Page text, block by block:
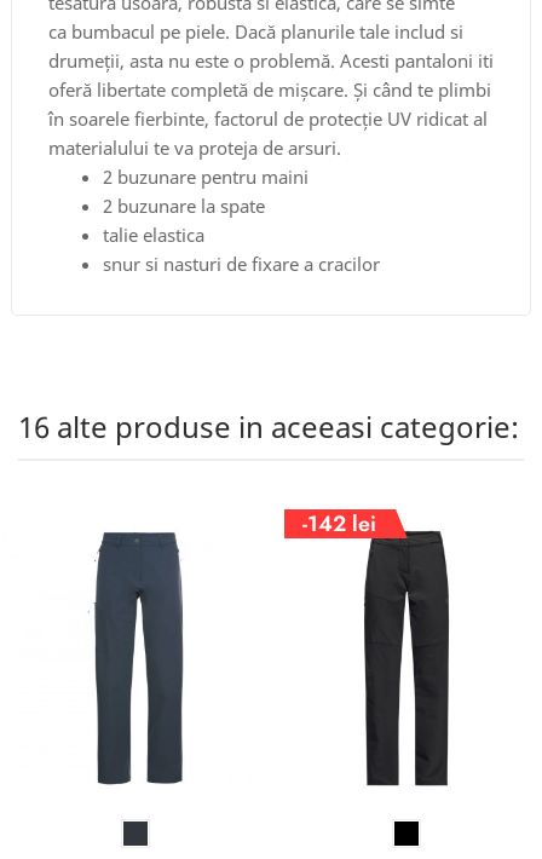
ca bumbacul pe piele. Dacă planurile tale includ si
drumeții, asta nu este o problemă. Acesti pantaloni iti
oferă libertate completă de mișcare. Și când te plimbi
în soarele fierbinte, factorul de protecție UV ridicat al
materialului te va proteja de arsuri.
2 buzunare pentru maini
2 buzunare la spate
talie elastica
snur si nasturi de fixare a cracilor
16 alte produse in aceeasi categorie:
-142 lei